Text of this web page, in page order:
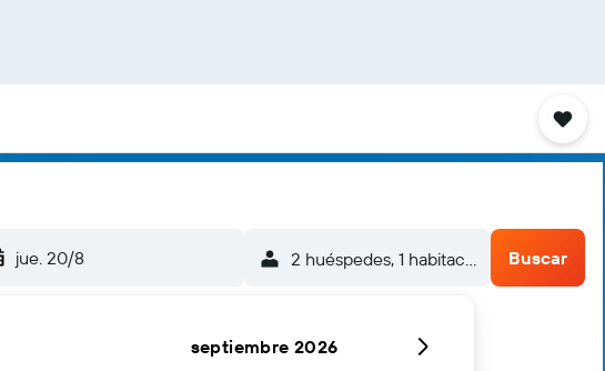
jue. 20/8 2 huéspedes, 1 habitación Buscar
septiembre 2026